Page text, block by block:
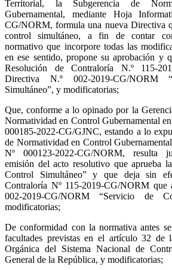
Territorial, la Subgerencia de
Gubernamental, mediante Hoja
CG/NORM, formula una nueva Directiva
control simultáneo, a fin de contar
normativo que incorpore todas las
en ese sentido, propone su aprobación y
Resolución de Contraloría N.º 115-
Directiva N.º 002-2019-CG/NORM
Simultáneo”, y modificatorias;
Que, conforme a lo opinado por la
Normatividad en Control Gubernamental
000185-2022-CG/GJNC, estando a lo
de Normatividad en Control
Nº 000123-2022-CG/NORM, resulta
emisión del acto resolutivo que aprueba
Control Simultáneo” y que deja sin
Contraloría Nº 115-2019-CG/NORM
002-2019-CG/NORM “Servicio de
modificatorias;
De conformidad con la normativa antes
facultades previstas en el artículo 32
Orgánica del Sistema Nacional de
General de la República, y modificatorias;